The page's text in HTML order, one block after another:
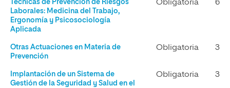
Técnicas de Prevención de Riesgos
Laborales: Medicina del Trabajo,
Ergonomía y Psicosociología
Aplicada
Obligatoria 6
Otras Actuaciones en Materia de
Prevención
Obligatoria 3
Implantación de un Sistema de
Gestión de la Seguridad y Salud en el
Obligatoria 3